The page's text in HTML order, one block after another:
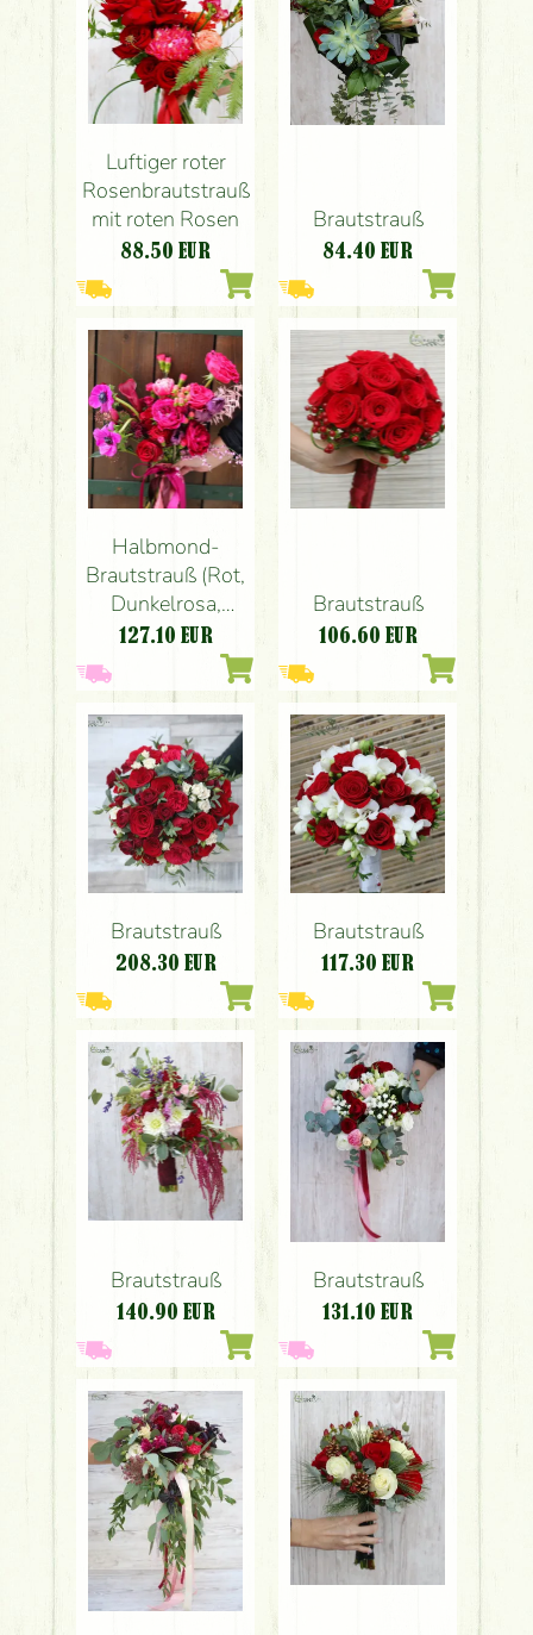
Luftiger roter
Rosenbrautstrauß
mit roten Rosen
88.50 EUR
Brautstrauß
84.40 EUR
Halbmond-
Brautstrauß (Rot,
Dunkelrosa,
David-Austin-
Rose, Anemone,
Rose, Tulpe,
Calla-Lilie,
Skimmia)
127.10 EUR
Brautstrauß
106.60 EUR
Brautstrauß
208.30 EUR
Brautstrauß
117.30 EUR
Brautstrauß
140.90 EUR
Brautstrauß
131.10 EUR